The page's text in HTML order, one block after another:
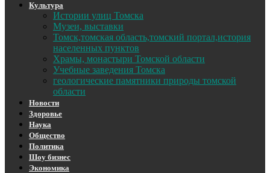
Культура
Истории улиц Томска
Музеи, выставки
Томск,томская область,томский портал,история
населенных пунктов
Храмы, монастыри Томской области
Учебные заведения Томска
геологические памятники природы томской
области
Новости
Здоровье
Наука
Общество
Политика
Шоу бизнес
Экономика